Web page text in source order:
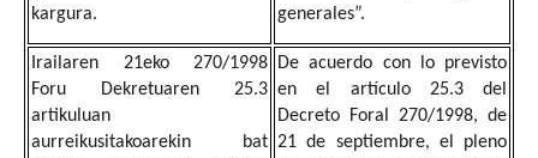
kargura.
generales”.
Irailaren 21eko 270/1998
Foru Dekretuaren 25.3
artikuluan
aurreikusitakoarekin bat
De acuerdo con lo previsto
en el artículo 25.3 del
Decreto Foral 270/1998, de
21 de septiembre, el pleno